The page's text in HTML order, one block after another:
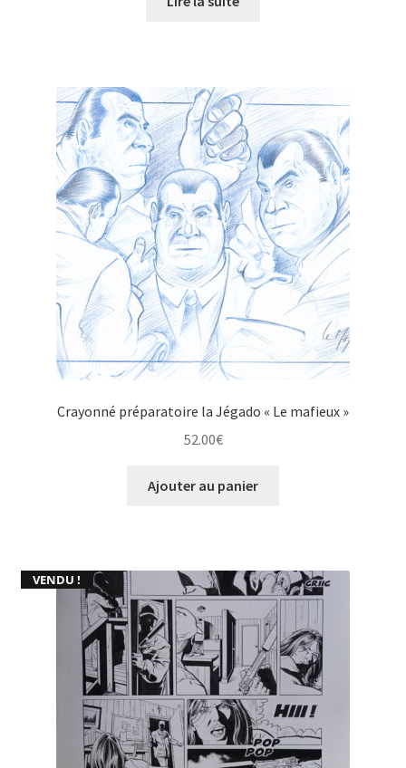
Crayonné préparatoire la Jégado « Le mafieux »
52.00€
Ajouter au panier
VENDU !